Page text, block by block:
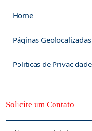
Home
Páginas Geolocalizadas
Politicas de Privacidade
Solicite um Contato